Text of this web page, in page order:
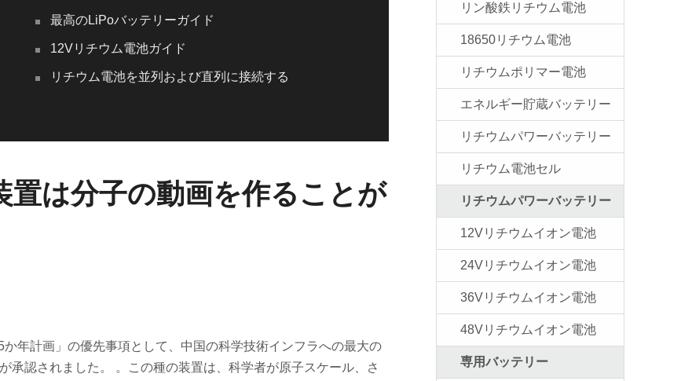
最高のLiPoバッテリーガイド
12Vリチウム電池ガイド
リチウム電池を並列および直列に接続する
置は分子の動画を作ることが
年計画」の優先事項として、中国の科学技術インフラへの最大の
認されました。 。この種の装置は、科学者が原子スケール、さ
リン酸鉄リチウム電池
18650リチウム電池
リチウムポリマー電池
エネルギー貯蔵バッテリー
リチウムパワーバッテリー
リチウム電池セル
リチウムパワーバッテリー
12Vリチウムイオン電池
24Vリチウムイオン電池
36Vリチウムイオン電池
48Vリチウムイオン電池
専用バッテリー